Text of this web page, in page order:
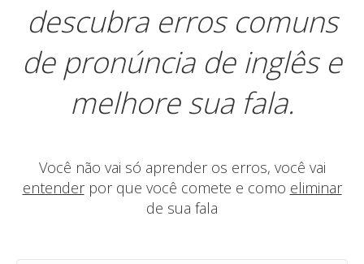
descubra erros comuns
de pronúncia de inglês e
melhore sua fala.
Você não vai só aprender os erros, você vai
entenderpor que você comete e como eliminar
de sua fala